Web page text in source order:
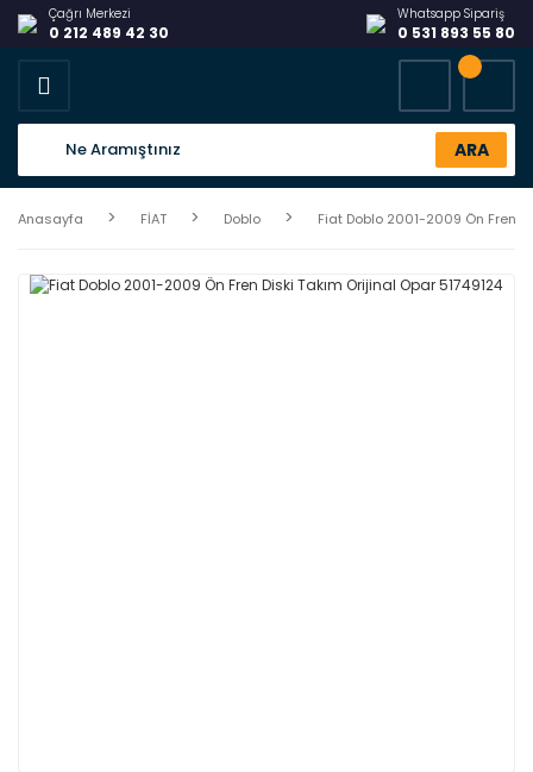
Çağrı Merkezi
0 212 489 42 30
Whatsapp Sipariş
0 531 893 55 80
ARA
Anasayfa FİAT Doblo Fiat Doblo 2001-2009 Ön Fren